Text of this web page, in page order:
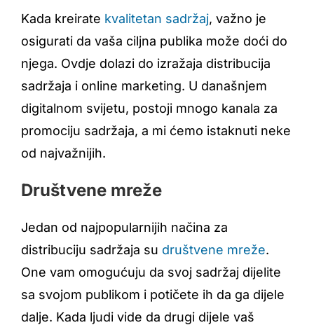
Kada kreirate kvalitetan sadržaj, važno je
osigurati da vaša ciljna publika može doći do
njega. Ovdje dolazi do izražaja distribucija
sadržaja i online marketing. U današnjem
digitalnom svijetu, postoji mnogo kanala za
promociju sadržaja, a mi ćemo istaknuti neke
od najvažnijih.
Društvene mreže
Jedan od najpopularnijih načina za
distribuciju sadržaja su društvene mreže.
One vam omogućuju da svoj sadržaj dijelite
sa svojom publikom i potičete ih da ga dijele
dalje. Kada ljudi vide da drugi dijele vaš